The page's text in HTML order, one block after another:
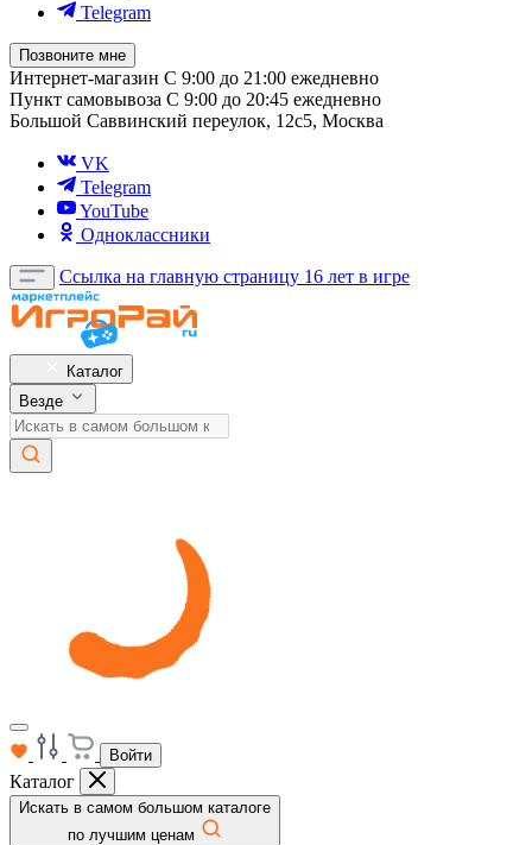
Telegram
Позвоните мне
Интернет-магазин С 9:00 до 21:00 ежедневно
Пункт самовывоза С 9:00 до 20:45 ежедневно
Большой Саввинский переулок, 12с5, Москва
VK
Telegram
YouTube
Одноклассники
Ссылка на главную страницу 16 лет в игре
Каталог
Везде
Войти
Каталог
Искать в самом большом каталоге
по лучшим ценам